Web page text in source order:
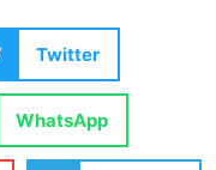
Twitter
WhatsApp